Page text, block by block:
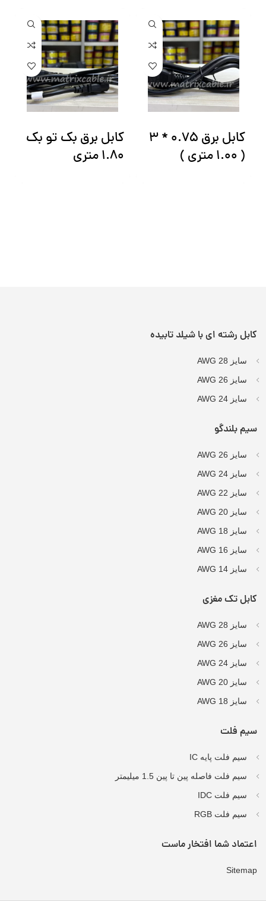
کابل برق 0.75 * 3
( 1.00 متری )
کابل برق بک تو بک
1.80 متری
کابل رشته ای با شیلد تابیده
سایز AWG 28
سایز AWG 26
سایز AWG 24
سیم بلندگو
سایز AWG 26
سایز AWG 24
سایز AWG 22
سایز AWG 20
سایز AWG 18
سایز AWG 16
سایز AWG 14
کابل تک مغزی
سایز AWG 28
سایز AWG 26
سایز AWG 24
سایز AWG 20
سایز AWG 18
سیم فلت
سیم فلت پایه IC
سیم فلت فاصله پین تا پین 1.5 میلیمتر
سیم فلت IDC
سیم فلت RGB
اعتماد شما افتخار ماست
Sitemap